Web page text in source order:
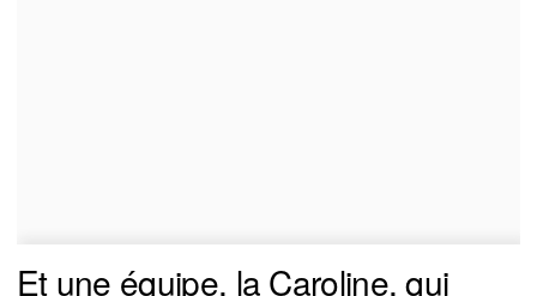
Et une équipe, la Caroline, qui